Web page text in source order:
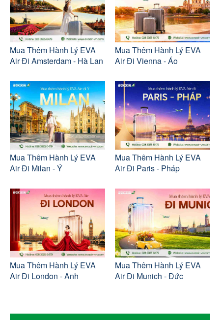
Mua Thêm Hành Lý EVA
Air Đi Amsterdam - Hà Lan
Mua Thêm Hành Lý EVA
Air Đi Vienna - Áo
Mua Thêm Hành Lý EVA
Air Đi Milan - Ý
Mua Thêm Hành Lý EVA
Air Đi Paris - Pháp
Mua Thêm Hành Lý EVA
Air Đi London - Anh
Mua Thêm Hành Lý EVA
Air Đi Munich - Đức